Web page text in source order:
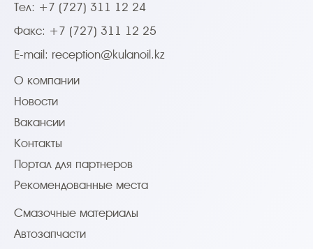
Тел: +7 (727) 311 12 24
Факс: +7 (727) 311 12 25
E-mail: reception@kulanoil.kz
О компании
Новости
Вакансии
Контакты
Портал для партнеров
Рекомендованные места
Смазочные материалы
Автозапчасти